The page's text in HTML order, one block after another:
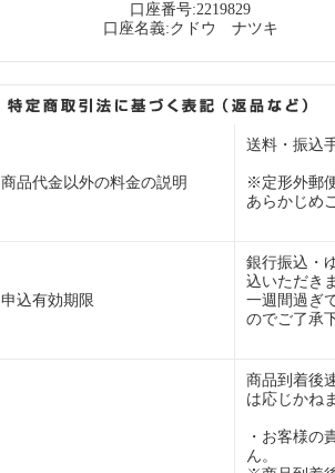
口座番号:2219829
口座名義:クドウ ナツキ
商品代金以外の料金の説明
送料・振込
※定形外郵
あらかじめ
申込有効期限
銀行振込・
込いただき
一週間過ぎ
のでご了承
商品到着後
は応じかね
・お客様の
ん。